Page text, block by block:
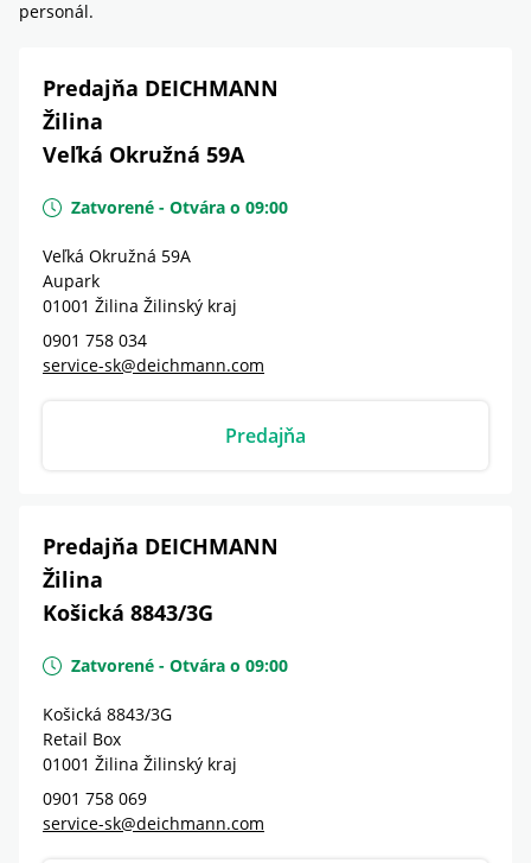
personál.
Predajňa DEICHMANN
Žilina
Veľká Okružná 59A
Zatvorené - Otvára o 09:00
Veľká Okružná 59A
Aupark
01001 Žilina Žilinský kraj
0901 758 034
service-sk@deichmann.com
Predajňa
Predajňa DEICHMANN
Žilina
Košická 8843/3G
Zatvorené - Otvára o 09:00
Košická 8843/3G
Retail Box
01001 Žilina Žilinský kraj
0901 758 069
service-sk@deichmann.com